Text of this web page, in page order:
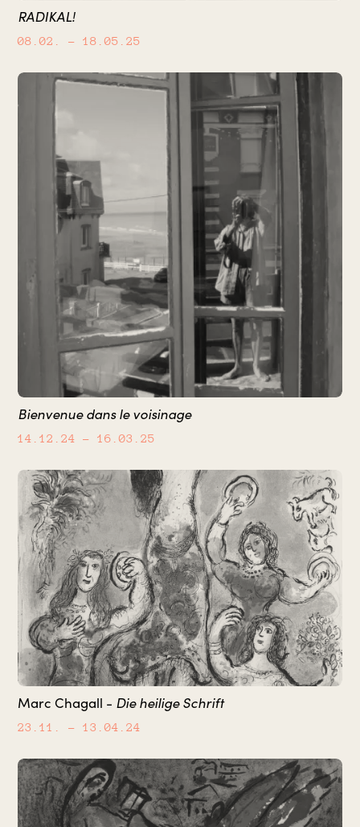
RADIKAL!
08.02. – 18.05.25
Bienvenue dans le voisinage
14.12.24 – 16.03.25
Marc Chagall - Die heilige Schrift
23.11. – 13.04.24